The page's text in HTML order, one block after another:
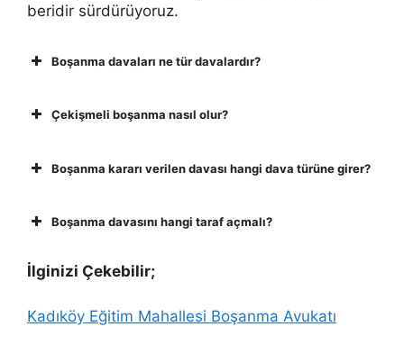
beridir sürdürüyoruz.
Boşanma davaları ne tür davalardır?
Çekişmeli boşanma nasıl olur?
Boşanma kararı verilen davası hangi dava türüne girer?
Boşanma davasını hangi taraf açmalı?
İlginizi Çekebilir;
Kadıköy Eğitim Mahallesi Boşanma Avukatı